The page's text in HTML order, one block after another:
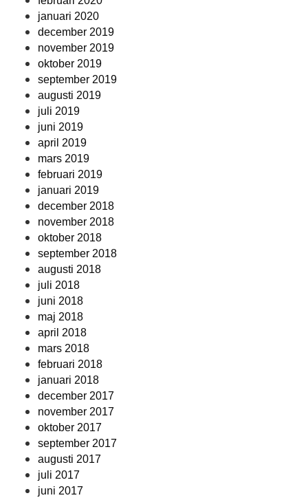
januari 2020
december 2019
november 2019
oktober 2019
september 2019
augusti 2019
juli 2019
juni 2019
april 2019
mars 2019
februari 2019
januari 2019
december 2018
november 2018
oktober 2018
september 2018
augusti 2018
juli 2018
juni 2018
maj 2018
april 2018
mars 2018
februari 2018
januari 2018
december 2017
november 2017
oktober 2017
september 2017
augusti 2017
juli 2017
juni 2017